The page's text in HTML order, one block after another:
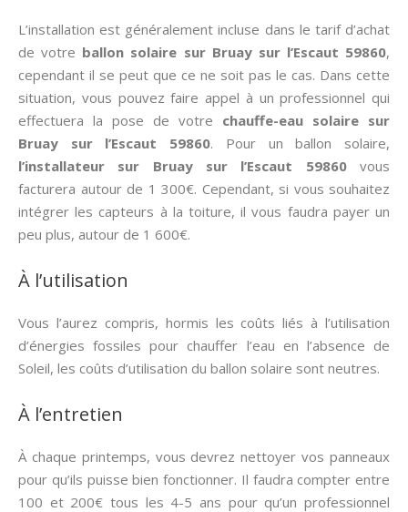
L’installation est généralement incluse dans le tarif d’achat
de votre ballon solaire sur Bruay sur l’Escaut 59860,
cependant il se peut que ce ne soit pas le cas. Dans cette
situation, vous pouvez faire appel à un professionnel qui
effectuera la pose de votre chauffe-eau solaire sur
Bruay sur l’Escaut 59860. Pour un ballon solaire,
l’installateur sur Bruay sur l’Escaut 59860vous
facturera autour de 1 300€. Cependant, si vous souhaitez
intégrer les capteurs à la toiture, il vous faudra payer un
peu plus, autour de 1 600€.
À l’utilisation
Vous l’aurez compris, hormis les coûts liés à l’utilisation
d’énergies fossiles pour chauffer l’eau en l’absence de
Soleil, les coûts d’utilisation du ballon solaire sont neutres.
À l’entretien
À chaque printemps, vous devrez nettoyer vos panneaux
pour qu’ils puisse bien fonctionner. Il faudra compter entre
100 et 200€ tous les 4-5 ans pour qu’un professionnel